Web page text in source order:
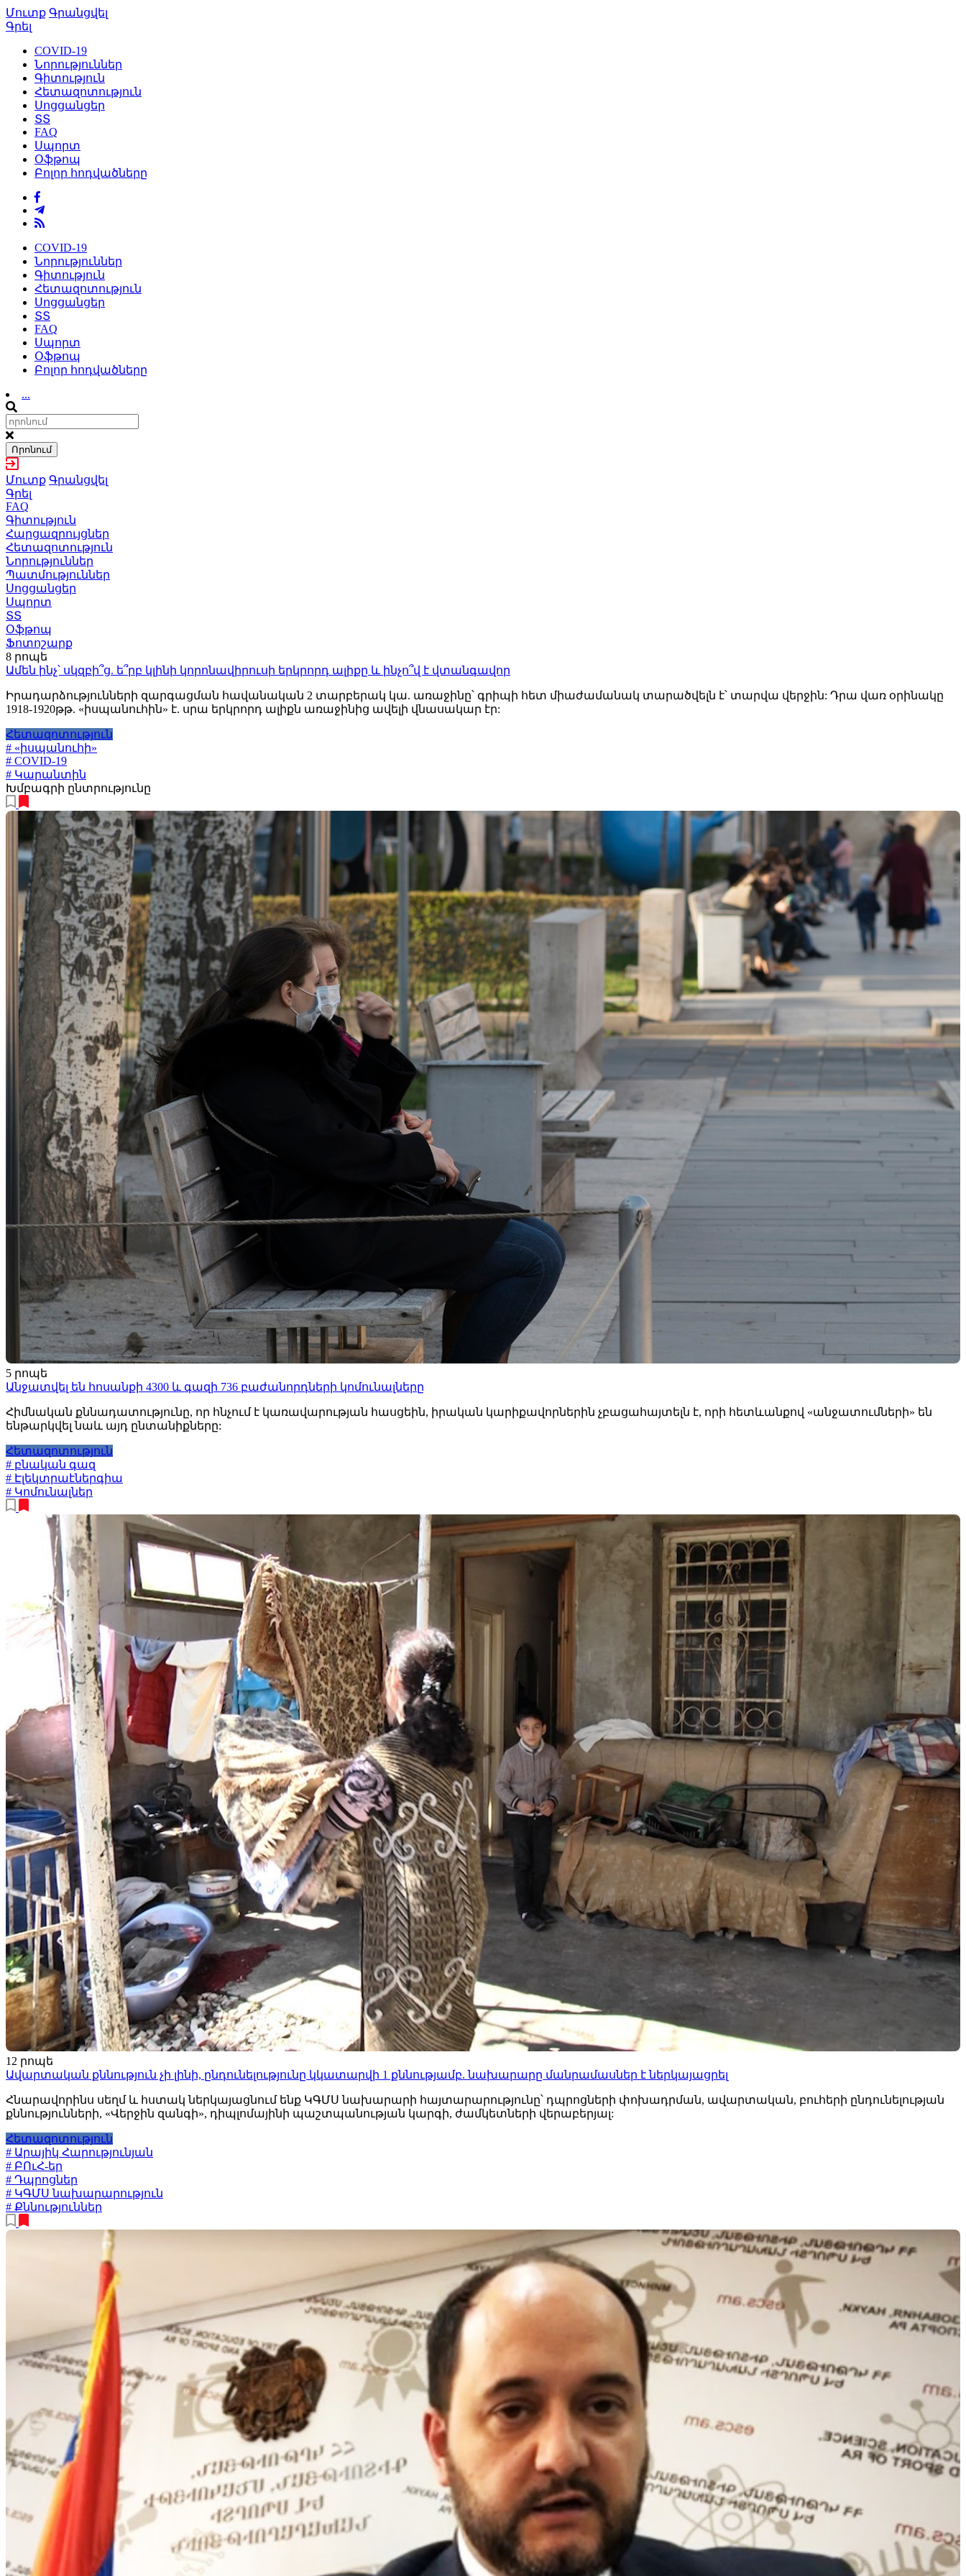
Մուտք Գրանցվել
Գրել
COVID-19
Նորություններ
Գիտություն
Հետազոտություն
Սոցցանցեր
ՏՏ
FAQ
Սպորտ
Օֆթոպ
Բոլոր հոդվածները
COVID-19
Նորություններ
Գիտություն
Հետազոտություն
Սոցցանցեր
ՏՏ
FAQ
Սպորտ
Օֆթոպ
Բոլոր հոդվածները
...
Որոնում
Մուտք Գրանցվել
Գրել
FAQ
Գիտություն
Հարցազրույցներ
Հետազոտություն
Նորություններ
Պատմություններ
Սոցցանցեր
Սպորտ
ՏՏ
Օֆթոպ
Ֆոտոշարք
8 րոպե
Ամեն ինչ՝ սկզբի՞ց. ե՞րբ կլինի կորոնավիրուսի երկրորդ ալիքը և ինչո՞վ է վտանգավոր
Իրադարձությունների զարգացման հավանական 2 տարբերակ կա. առաջինը՝ գրիպի հետ միաժամանակ տարածվելն է՝ տարվա վերջին: Դրա վառ օրինակը
1918-1920թթ. «իսպանուհին» է. սրա երկրորդ ալիքն առաջինից ավելի վնասակար էր:
Հետազոտություն
# «իսպանուհի»
# COVID-19
# Կարանտին
Խմբագրի ընտրությունը
5 րոպե
Անջատվել են հոսանքի 4300 և գազի 736 բաժանորդների կոմունալները
Հիմնական քննադատությունը, որ հնչում է կառավարության հասցեին, իրական կարիքավորներին չբացահայտելն է, որի հետևանքով «անջատումների» են
ենթարկվել նաև այդ ընտանիքները:
Հետազոտություն
# բնական գազ
# Էլեկտրաէներգիա
# Կոմունալներ
12 րոպե
Ավարտական քննություն չի լինի, ընդունելությունը կկատարվի 1 քննությամբ. նախարարը մանրամասներ է ներկայացրել
Հնարավորինս սեղմ և հստակ ներկայացնում ենք ԿԳՄՍ նախարարի հայտարարությունը՝ դպրոցների փոխադրման, ավարտական, բուհերի ընդունելության
քննությունների, «Վերջին զանգի», դիպլոմայինի պաշտպանության կարգի, ժամկետների վերաբերյալ:
Հետազոտություն
# Արայիկ Հարությունյան
# ԲՈւՀ-եր
# Դպրոցներ
# ԿԳՄՍ նախարարություն
# Քննություններ